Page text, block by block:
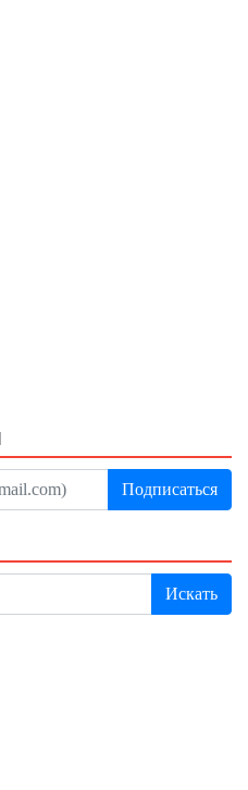
Подписаться
Искать